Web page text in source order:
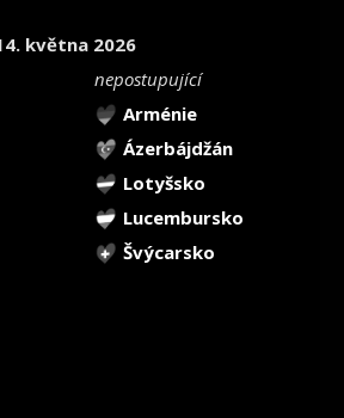
května 2026
nepostupující
Arménie
Ázerbájdžán
Lotyšsko
Lucembursko
Švýcarsko